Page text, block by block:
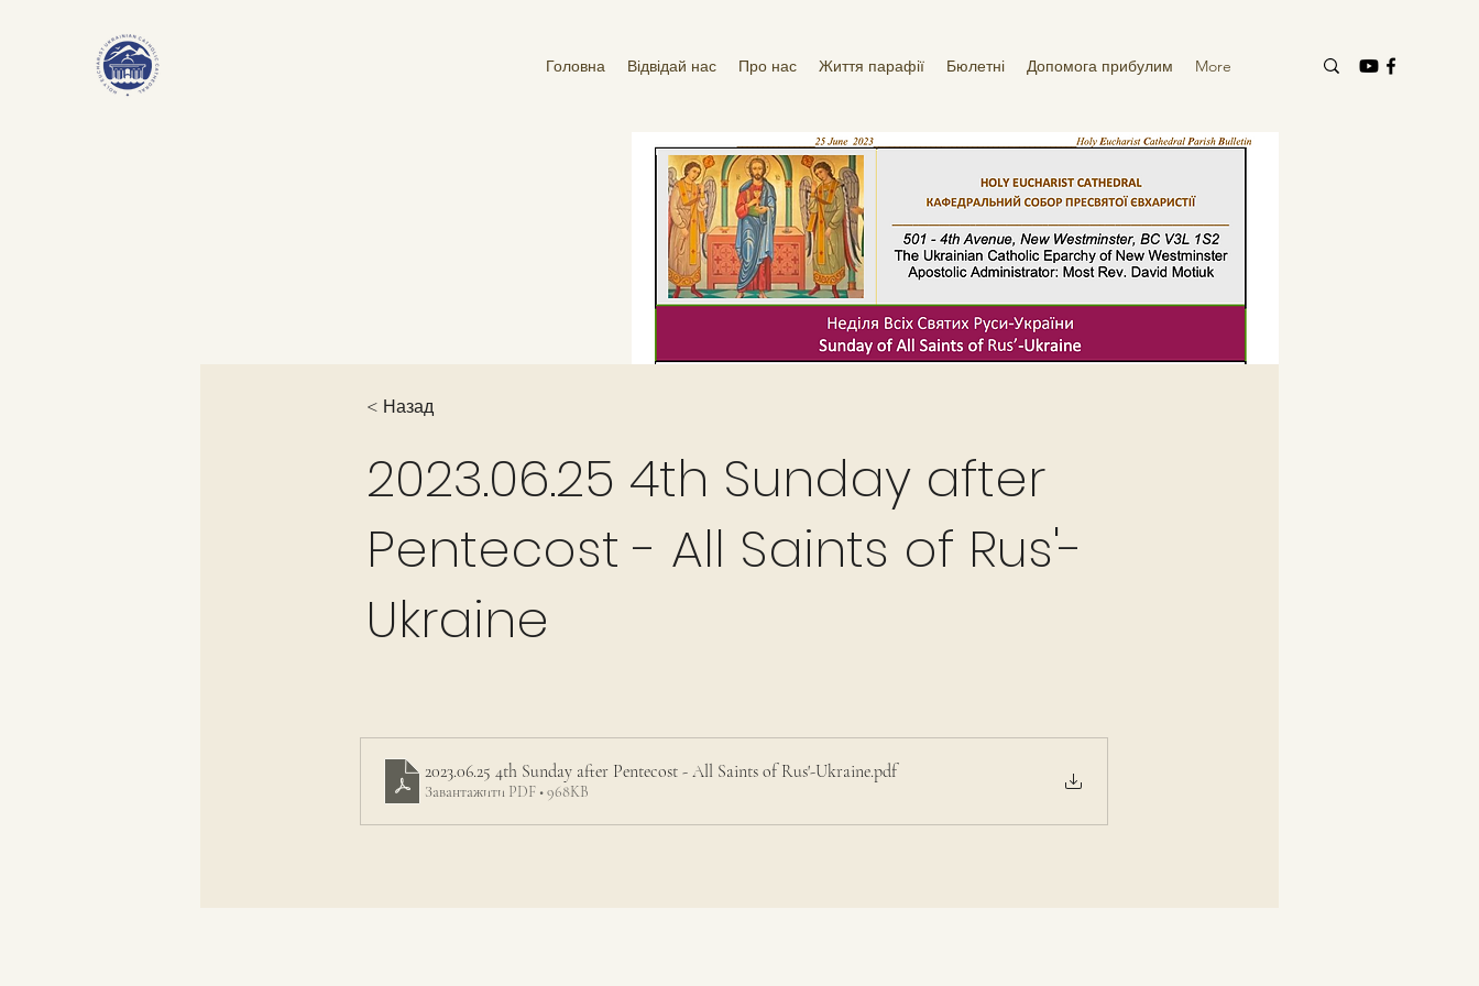
Головна Відвідай нас Про нас Життя парафії Бюлетні Допомога прибулим More
< Назад
2023.06.25 4th Sunday after
Pentecost - All Saints of Rus'-
Ukraine
2023.06.25 4th Sunday after Pentecost - All Saints of Rus'-Ukraine.pdf
Завантажити PDF • 968KB